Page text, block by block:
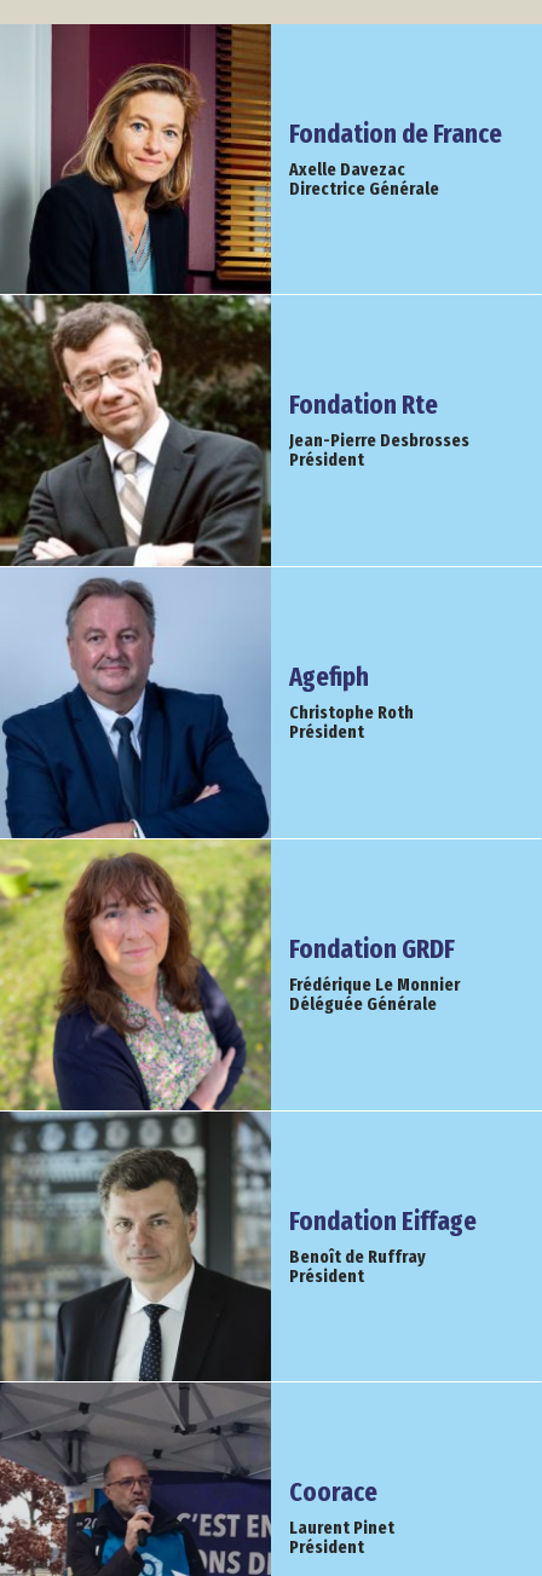
Fondation de France
Axelle Davezac
Directrice Générale
Fondation Rte
Jean-Pierre Desbrosses
Président
Agefiph
Christophe Roth
Président
Fondation GRDF
Frédérique Le Monnier
Déléguée Générale
Fondation Eiffage
Benoît de Ruffray
Président
Coorace
Laurent Pinet
Président